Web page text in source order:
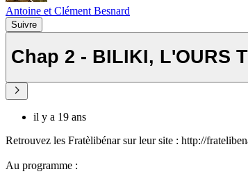
Antoine et Clément Besnard
Suivre
Chap 2 - BILIKI, L'OURS
il y a 19 ans
Retrouvez les Fratèlibénar sur leur site : http://
Au programme :